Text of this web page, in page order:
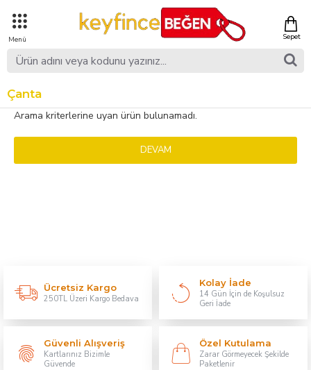
Çanta
Arama kriterlerine uyan ürün bulunamadı.
DEVAM
Ücretsiz Kargo
250TL Üzeri Kargo Bedava
Kolay İade
14 Gün İçin de Koşulsuz
Geri İade
Güvenli Alışveriş
Kartlarınız Bizimle
Güvende
Özel Kutulama
Zarar Görmeyecek Şekilde
Paketlenir